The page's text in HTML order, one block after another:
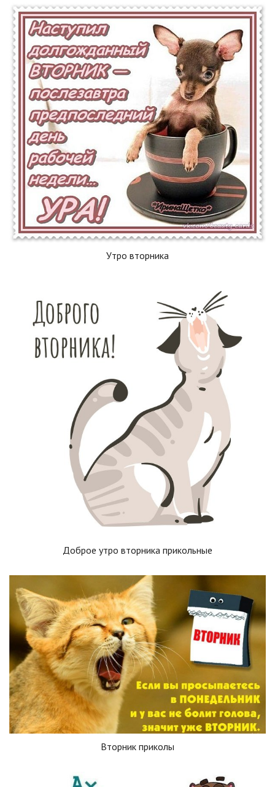
Утро вторника
Доброе утро вторника прикольные
Вторник приколы